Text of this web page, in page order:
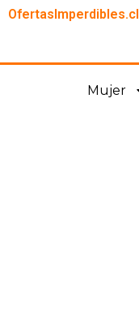
OfertasImperdibles.cl
Mujer